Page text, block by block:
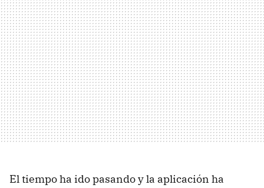
El tiempo ha ido pasando y la aplicación ha